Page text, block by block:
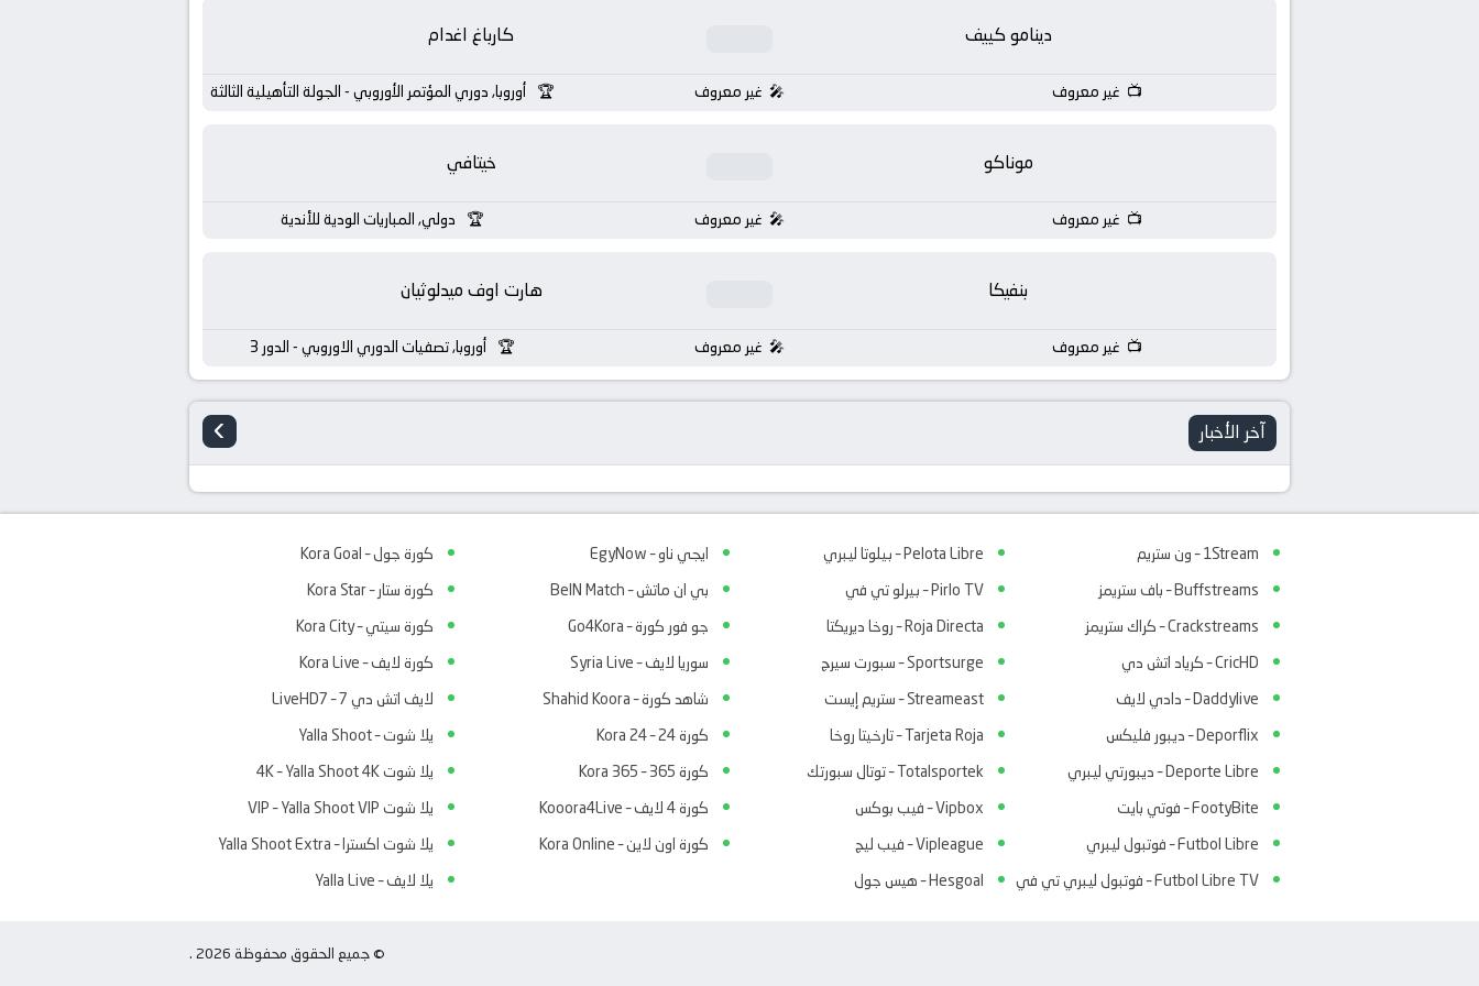
live
دينامو كييف كارباغ اغدام
غير معروف غير معروف أوروبا, دوري المؤتمر الأوروبي - الجولة التأهيلية الثالثة
موناكو خيتافي
غير معروف غير معروف دولي, المباريات الودية للأندية
بنفيكا هارت اوف ميدلوثيان
غير معروف غير معروف أوروبا, تصفيات الدوري الاوروبي - الدور 3
آخر الأخبار ›
1Stream – ون ستريم
Buffstreams – باف ستريمز
Crackstreams – كراك ستريمز
CricHD – كرياد اتش دي
Daddylive – دادي لايف
Deporflix – ديبور فليكس
Deporte Libre – ديبورتي ليبري
FootyBite – فوتي بايت
Futbol Libre – فوتبول ليبري
Futbol Libre TV – فوتبول ليبري تي في
Pelota Libre – بيلوتا ليبري
Pirlo TV – بيرلو تي في
Roja Directa – روخا ديريكتا
Sportsurge – سبورت سيرج
Streameast – ستريم إيست
Tarjeta Roja – تارخيتا روخا
Totalsportek – توتال سبورتك
Vipbox – فيب بوكس
Vipleague – فيب ليج
Hesgoal – هيس جول
ايجي ناو – EgyNow
بي ان ماتش – BeIN Match
جو فور كورة – Go4Kora
سوريا لايف – Syria Live
شاهد كورة – Shahid Koora
كورة 24 – Kora 24
كورة 365 – Kora 365
كورة 4 لايف – Kooora4Live
كورة اون لاين – Kora Online
كورة جول – Kora Goal
كورة ستار – Kora Star
كورة سيتي – Kora City
كورة لايف – Kora Live
لايف اتش دي 7 – LiveHD7
يلا شوت – Yalla Shoot
يلا شوت 4K – Yalla Shoot 4K
يلا شوت VIP – Yalla Shoot VIP
يلا شوت اكسترا – Yalla Shoot Extra
يلا لايف – Yalla Live
© جميع الحقوق محفوظة 2026 .